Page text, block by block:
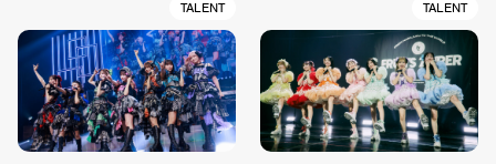
TALENT TALENT